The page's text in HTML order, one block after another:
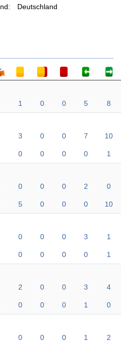
Deutschland
1 0 0 5 8
3 0 0 7 10
0 0 0 0 1
0 0 0 2 0
5 0 0 0 10
0 0 0 3 1
0 0 0 0 1
2 0 0 3 4
0 0 0 1 0
0 0 0 1 2